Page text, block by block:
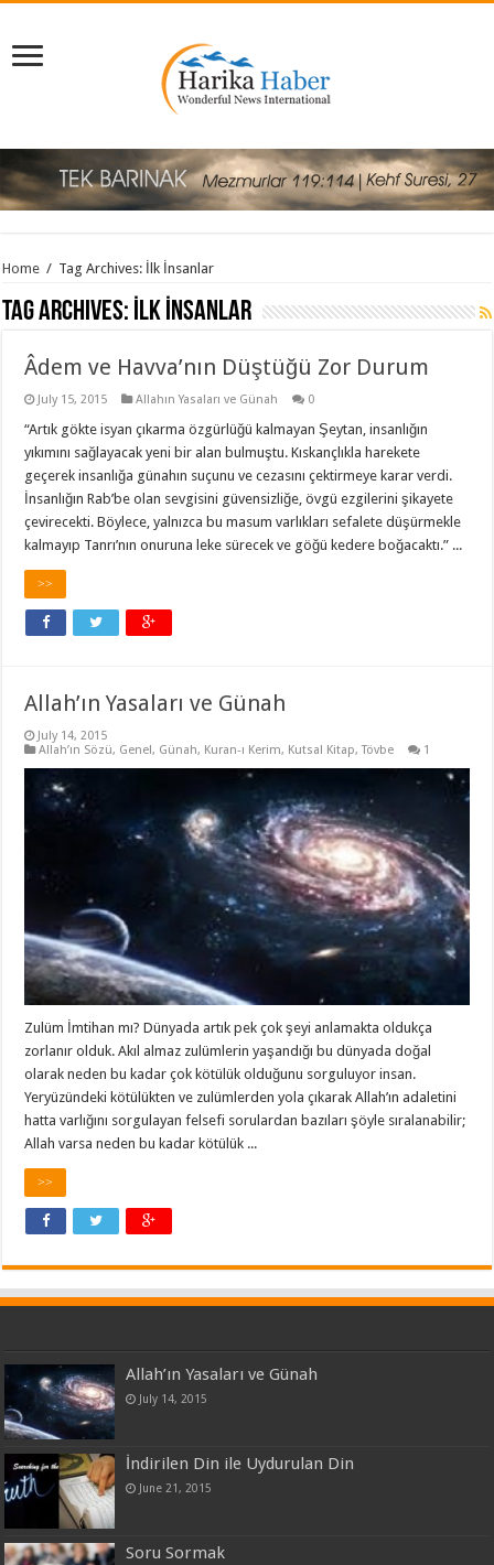
Home / Tag Archives: İlk İnsanlar
Tag Archives: İlk İnsanlar
Âdem ve Havva’nın Düştüğü Zor Durum
July 15, 2015 Allahın Yasaları ve Günah 0
“Artık gökte isyan çıkarma özgürlüğü kalmayan Şeytan, insanlığın
yıkımını sağlayacak yeni bir alan bulmuştu. Kıskançlıkla harekete
geçerek insanlığa günahın suçunu ve cezasını çektirmeye karar verdi.
İnsanlığın Rab’be olan sevgisini güvensizliğe, övgü ezgilerini şikayete
çevirecekti. Böylece, yalnızca bu masum varlıkları sefalete düşürmekle
kalmayıp Tanrı’nın onuruna leke sürecek ve göğü kedere boğacaktı.” ...
>>
Allah’ın Yasaları ve Günah
July 14, 2015
Allah’ın Sözü, Genel, Günah, Kuran-ı Kerim, Kutsal Kitap,Tövbe 1
Zulüm İmtihan mı? Dünyada artık pek çok şeyi anlamakta oldukça
zorlanır olduk. Akıl almaz zulümlerin yaşandığı bu dünyada doğal
olarak neden bu kadar çok kötülük olduğunu sorguluyor insan.
Yeryüzündeki kötülükten ve zulümlerden yola çıkarak Allah’ın adaletini
hatta varlığını sorgulayan felsefi sorulardan bazıları şöyle sıralanabilir;
Allah varsa neden bu kadar kötülük ...
>>
Allah’ın Yasaları ve Günah
July 14, 2015
İndirilen Din ile Uydurulan Din
June 21, 2015
Soru Sormak